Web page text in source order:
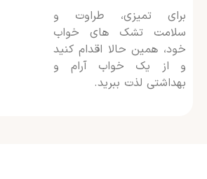
برای تمیزی، طراوت و
سلامت تشک های خواب
خود، همین حالا اقدام کنید
و از یک خواب آرام و
بهداشتی لذت ببرید.